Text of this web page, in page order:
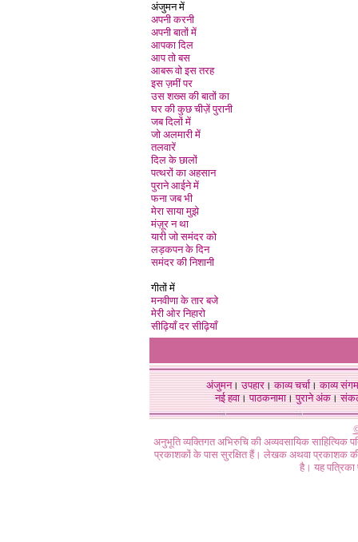
अंजुमन में
अपनी करनी
अपनी बातों में
आपका दिल
आप तो बस
आबरू वो इस तरह
इस ज़मीं पर
उस शख्स की बातों का
घर की कुछ चीज़ें पुरानी
जब दिलों में
जो अलमारी में
तलवारें
दिल के छालों
पत्थरों का अहसान
पुराने आईने में
फना जब भी
मेरा साया मुझे
मंज़ूर न था
यारी जो समंदर को
लड़कपन के दिन
समंदर की निशानी
गीतों में
मनवीणा के तार बजे
मेरी ओर निहारो
सीढ़ियाँ दर सीढ़ियाँ
अंजुमन।उपहार।काव्य चर्चा।काव्य संगम
नई हवा। पाठकनामा। पुराने अंक।
अनुभूति व्यक्तिगत अभिरुचि की अव्यवसायिक
प्रकाशकों के पास सुरक्षित हैं। लेखक अथवा प्रकाशक की
है। यह पत्रिका